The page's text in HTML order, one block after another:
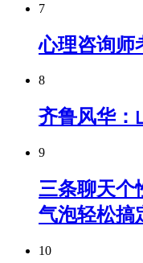
7
心理咨询师
8
齐鲁风华：
9
三条聊天个
气泡轻松搞
10